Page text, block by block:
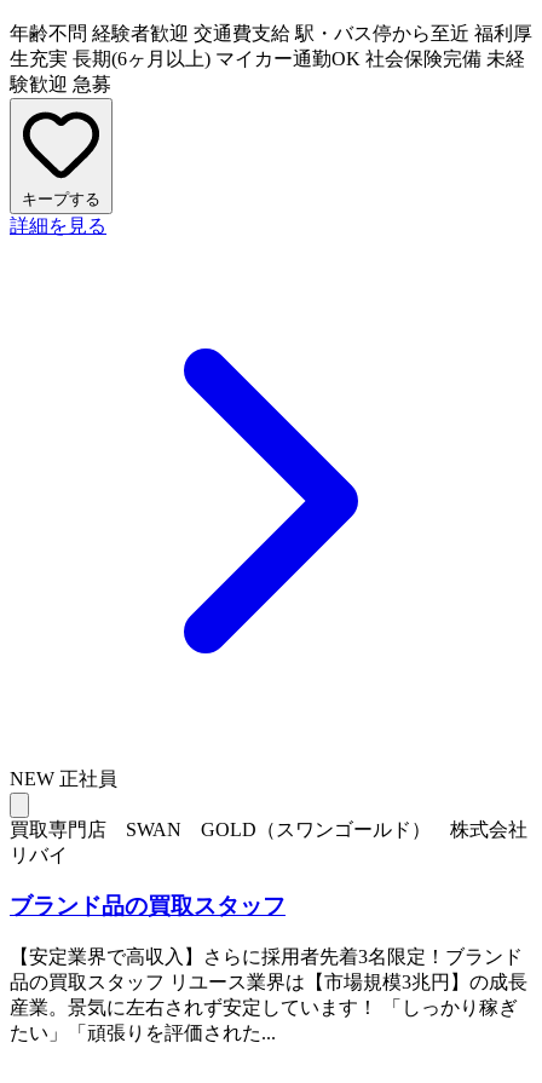
年齢不問 経験者歓迎 交通費支給 駅・バス停から至近 福利厚
生充実 長期(6ヶ月以上) マイカー通勤OK 社会保険完備 未経
験歓迎 急募
キープする
詳細を見る
NEW 正社員
買取専門店 SWAN GOLD（スワンゴールド） 株式会社
リバイ
ブランド品の買取スタッフ
【安定業界で高収入】さらに採用者先着3名限定！ブランド
品の買取スタッフ リユース業界は【市場規模3兆円】の成長
産業。景気に左右されず安定しています！ 「しっかり稼ぎ
たい」「頑張りを評価された...